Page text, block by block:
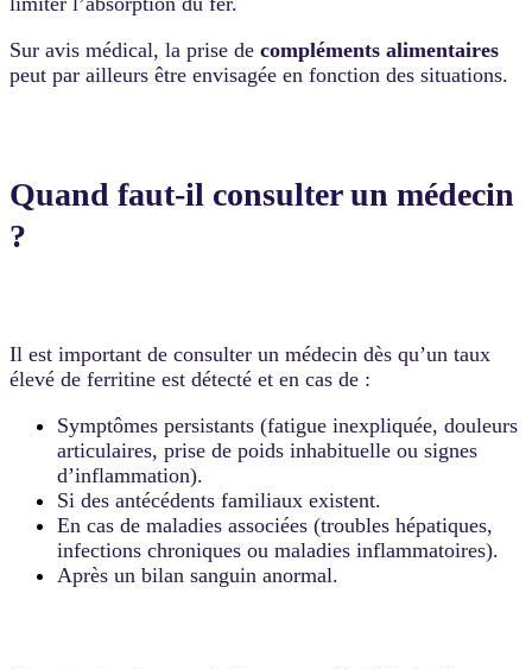
Sur avis médical, la prise de compléments alimentaires
peut par ailleurs être envisagée en fonction des situations.
Quand faut-il consulter un médecin
?
Il est important de consulter un médecin dès qu’un taux
élevé de ferritine est détecté et en cas de :
Symptômes persistants (fatigue inexpliquée, douleurs
articulaires, prise de poids inhabituelle ou signes
d’inflammation).
Si des antécédents familiaux existent.
En cas de maladies associées (troubles hépatiques,
infections chroniques ou maladies inflammatoires).
Après un bilan sanguin anormal.